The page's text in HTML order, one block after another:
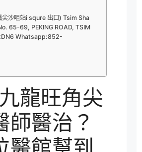
沙咀站i squre 出口) Tsim Sha
65-69, PEKING ROAD, TSIM
Whatsapp:852-
龍旺角尖
醫治？